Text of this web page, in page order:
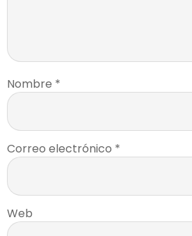
Nombre *
Correo electrónico *
Web